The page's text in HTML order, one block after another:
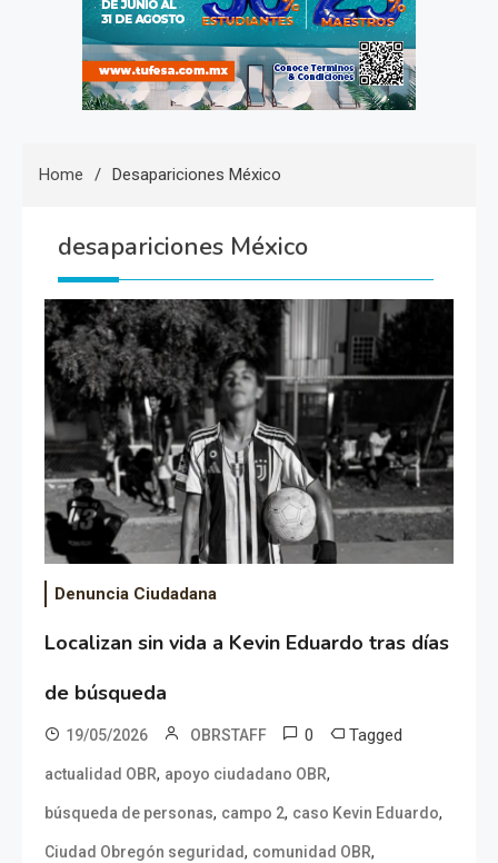
Home Desapariciones México
desapariciones México
Denuncia Ciudadana
Localizan sin vida a Kevin Eduardo tras días
de búsqueda
19/05/2026 OBRSTAFF 0 Tagged
actualidad OBR, apoyo ciudadano OBR,
búsqueda de personas, campo 2, caso Kevin Eduardo,
Ciudad Obregón seguridad, comunidad OBR,